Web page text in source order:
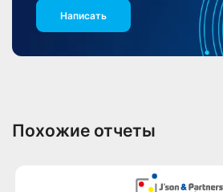
Написать
Похожие отчеты